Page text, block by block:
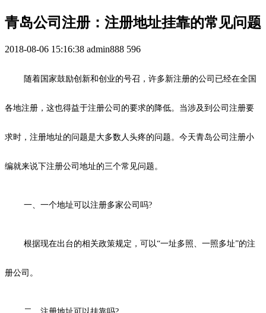
青岛公司注册：注册地址挂靠的常见问题
2018-08-06 15:16:38 admin888 596
随着国家鼓励创新和创业的号召，许多新注册的公司已经在全国
各地注册，这也得益于注册公司的要求的降低。当涉及到公司注册要
求时，注册地址的问题是大多数人头疼的问题。今天青岛公司注册小
编就来说下注册公司地址的三个常见问题。
一、一个地址可以注册多家公司吗?
根据现在出台的相关政策规定，可以“一址多照、一照多址”的注
册公司。
二、注册地址可以挂靠吗?